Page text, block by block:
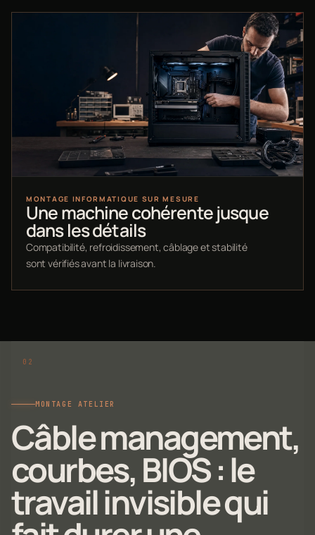
MONTAGE INFORMATIQUE SUR MESURE
Une machine cohérente jusque
dans les détails
Compatibilité, refroidissement, câblage et stabilité
sont vérifiés avant la livraison.
MONTAGE ATELIER
Câble management,
courbes, BIOS : le
travail invisible qui